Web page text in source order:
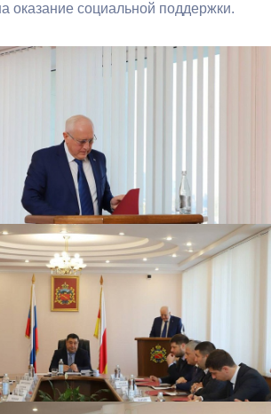
оказание социальной поддержки.